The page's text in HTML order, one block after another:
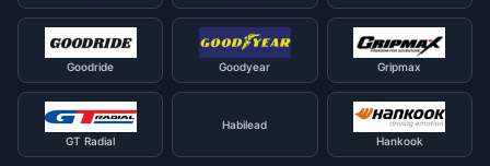
Goodride Goodyear Gripmax
GT Radial
Habilead
Hankook